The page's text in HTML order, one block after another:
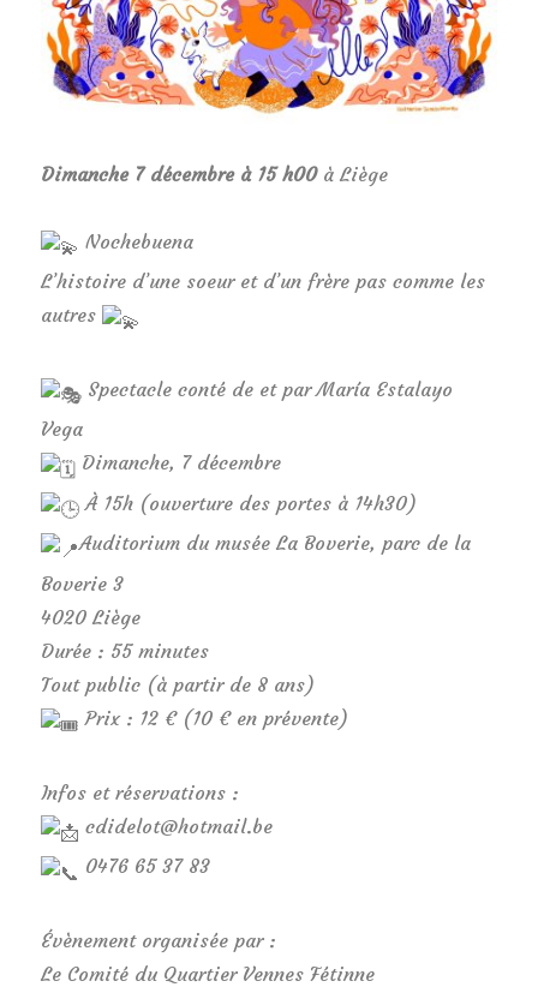
Dimanche 7 décembre à 15 h00à Liège
Nochebuena
L’histoire d’une soeur et d’un frère pas comme les
autres
Spectacle conté de et par María Estalayo
Vega
Dimanche, 7 décembre
À 15h (ouverture des portes à 14h30)
Auditorium du musée La Boverie, parc de la
Boverie 3
4020 Liège
Durée : 55 minutes
Tout public (à partir de 8 ans)
Prix : 12 € (10 € en prévente)
Infos et réservations :
cdidelot@hotmail.be
0476 65 37 83
Évènement organisée par :
Le Comité du Quartier Vennes Fétinne